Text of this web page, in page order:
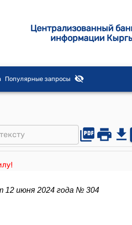
Централизованный
информации
Популярные запросы